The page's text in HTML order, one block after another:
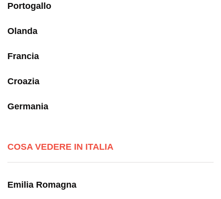
Portogallo
Olanda
Francia
Croazia
Germania
COSA VEDERE IN ITALIA
Emilia Romagna